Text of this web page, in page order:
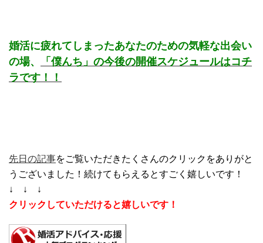
婚活に疲れてしまったあなたのための気軽な出会い
の場、
「僕んち」の今後の開催スケジュールはコチ
ラです！！
先日の記事をご覧いただきたくさんのクリックをありがと
うございました！続けてもらえるとすごく嬉しいです！
↓ ↓ ↓
クリックしていただけると嬉しいです！